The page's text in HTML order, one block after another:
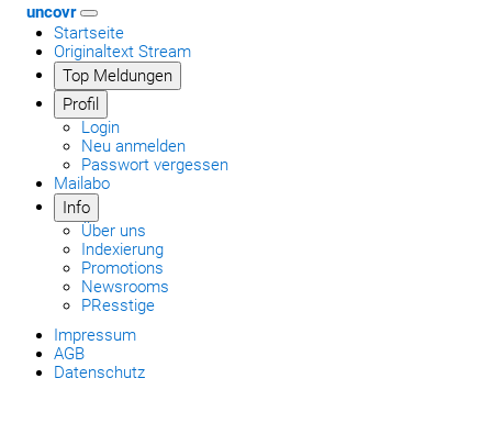
uncovr
Startseite
Originaltext Stream
Top Meldungen
Profil
Login
Neu anmelden
Passwort vergessen
Mailabo
Info
Über uns
Indexierung
Promotions
Newsrooms
PResstige
Impressum
AGB
Datenschutz